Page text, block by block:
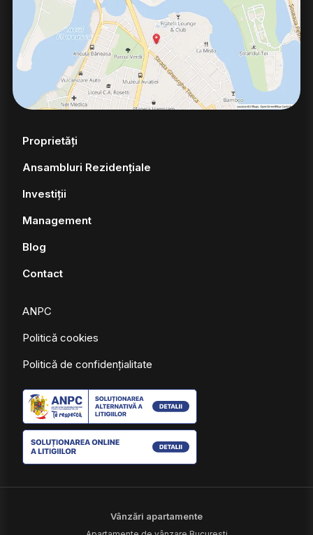
Proprietăți
Ansambluri Rezidențiale
Investiții
Management
Blog
Contact
ANPC
Politică cookies
Politică de confidențialitate
Vânzări apartamente